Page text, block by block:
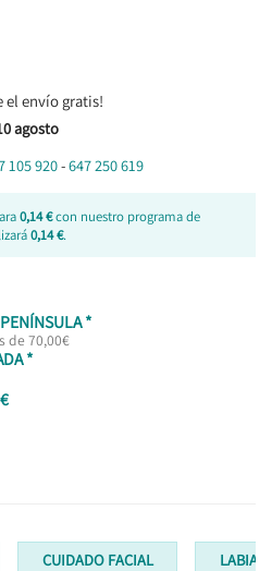
el envío gratis!
agosto
105 920-647 250 619
0,14 €con nuestro programa de
0,14 €.
*
de 70,00€
*
CUIDADO FACIAL